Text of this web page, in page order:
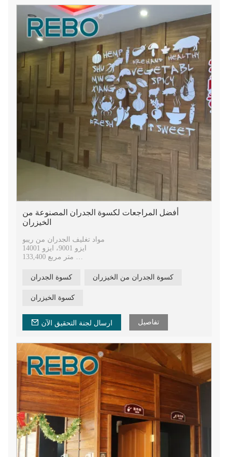
للحريق، ومقاومة للماء، ومضادة للعفن، ومضادة للتآكل،
ومقاومة للانزلاق (R10).
أفضل المراجعات لكسوة الجدران المصنوعة من
الخيزران
20 عامًا من الخبرة في تكنولوجيا الضغط الساخن
كسوة الجدران كسوة الجدران من الخيزران
كسوة الخيزران
ارسال لجنة التحقيق الآن تفاصيل